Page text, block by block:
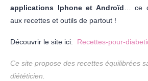
applications Iphone et Androïd… ce
aux recettes et outils de partout !
Découvrir le site ici: Recettes-pour-
Ce site propose des recettes équilibrées
diététicien.